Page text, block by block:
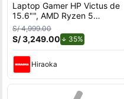
Laptop Gamer HP Victus de
15.6"", AMD Ryzen 5
7535HS, NVIDIA GeForce
RTX 3050, 12GB RAM, disco
sólido de 512GB, modelo 15-
fb3058la
S/ 4,999.00
S/ 3,249.00 35%
Hiraoka